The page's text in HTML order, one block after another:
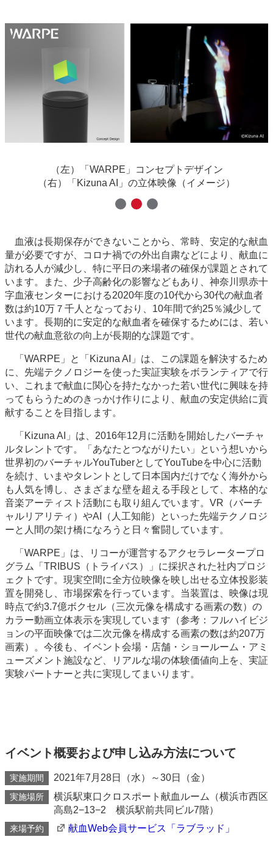
（左）「WARPE」コンセプトデザイン
（右）「Kizuna AI」の立体映像（イメージ）
血液は長期保存ができないことから、常時、安定的な献血
量が必要ですが、コロナ禍での外出自粛などにより、献血に
訪れる人が減少し、特に平日の来場者の確保が課題とされて
います。また、少子高齢化の影響などもあり、神奈川県赤十
字血液センターにおける2020年度の10代から30代の献血者
数は約10万７千人となっており、10年間で約25％減少して
います。長期的に安定的な献血者を確保するためには、若い
世代の献血意欲の向上が長期的な課題です。
「WARPE」と「Kizuna AI」は、この課題を解決するため
に、先端テクノロジーを使った実証実験をボランティアで行
い、これまで献血に関心を持たなかった若い世代に興味を持
ってもらうためのきっかけ作りにより、献血の安定供給に貢
献することを目指します。
「Kizuna AI」は、2016年12月に活動を開始したバーチャ
ルタレントです。「あなたとつながりたい」という想いから
世界初のバーチャルYouTuberとしてYouTubeを中心に活動
を続け、いまやタレントとして日本国内だけでなく海外から
も人気を博し、さまざまな壁を超える手段として、本格的な
音楽アーティスト活動にも取り組んでいます。VR（バーチ
ャルリアリティ）やAI（人工知能）といった先端テクノロジ
ーと人間の架け橋になろうと日々奮闘しています。
「WARPE」は、リコーが運営するアクセラレータープロ
グラム「TRIBUS（トライバス）」に採択された社内プロジ
ェクトです。現実空間に全方位映像を映し出せる立体投影装
置を開発し、市場探索を行っています。当装置は、映像は現
時点で約3.7億ボクセル（三次元像を構成する画素の数）の
カラー動画立体表示を実現しています（参考：フルハイビジ
ョンの平面映像では二次元像を構成する画素の数は約207万
画素）。今後も、イベント会場・店舗・ショールーム・アミ
ューズメント施設など、リアルな場の体験価値向上を、実証
実験パートナーと共に実現してまいります。
イベント概要および申し込み方法について
実施期間 2021年7月28日（水）～30日（金）
実施場所
横浜駅東口クロスポート献血ルーム（横浜市西区
高島2−13−2 横浜駅前共同ビル7階）
来場予約 献血Web会員サービス「ラブラッド」